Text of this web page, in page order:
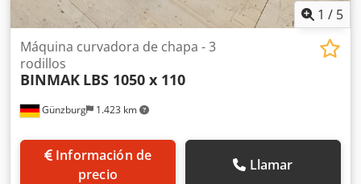
1 / 5
Günzburg 1.423 km
Máquina curvadora de chapa - 3
rodillos
BINMAK LBS 1050 x 110
Información de
precio
Llamar